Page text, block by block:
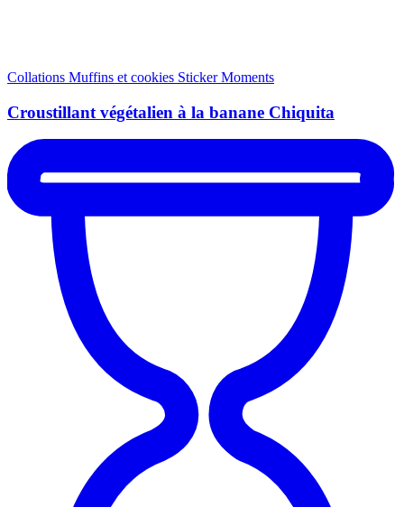
Collations Muffins et cookies Sticker Moments
Croustillant végétalien à la banane Chiquita